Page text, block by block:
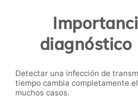
diagnóstico
Detectar una infección de
tiempo cambia completamente
muchos casos.